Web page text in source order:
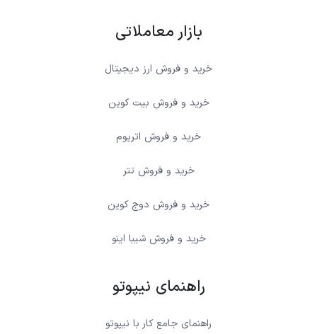
بازار معاملاتی
خرید و فروش ارز دیجیتال
خرید و فروش بیت کوین
خرید و فروش اتریوم
خرید و فروش تتر
خرید و فروش دوج کوین
خرید و فروش شیبا اینو
راهنمای نیپوتو
راهنمای جامع کار با نیپوتو